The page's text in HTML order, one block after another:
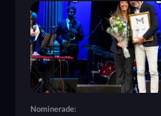
Nominerade: